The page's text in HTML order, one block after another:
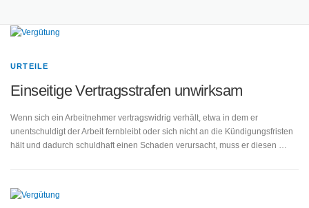
KONTAKT
URTEILE
Einseitige Vertragsstrafen unwirksam
Wenn sich ein Arbeitnehmer vertragswidrig verhält, etwa in dem er
unentschuldigt der Arbeit fernbleibt oder sich nicht an die Kündigungsfristen
hält und dadurch schuldhaft einen Schaden verursacht, muss er diesen …